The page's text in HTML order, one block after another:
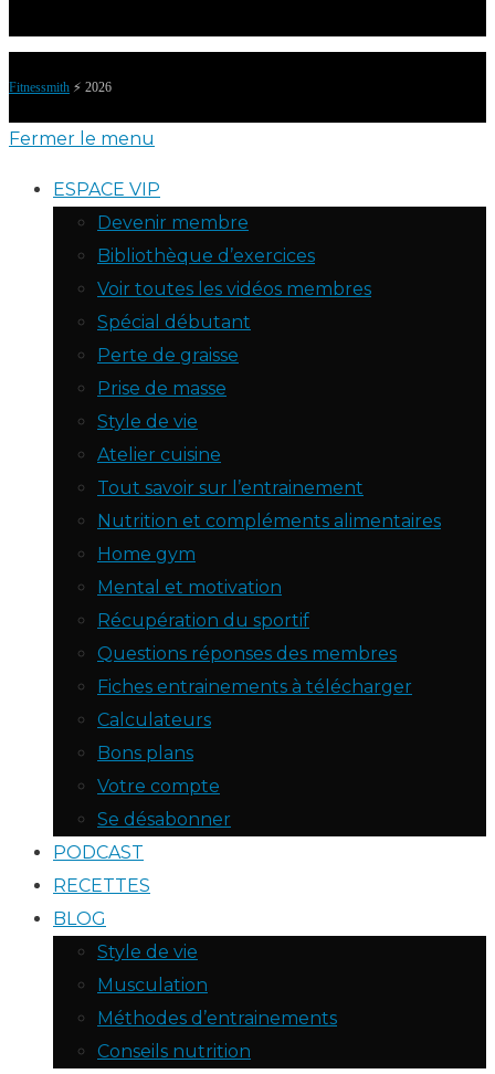
Fitnessmith ⚡️ 2026
Fermer le menu
ESPACE VIP
Devenir membre
Bibliothèque d’exercices
Voir toutes les vidéos membres
Spécial débutant
Perte de graisse
Prise de masse
Style de vie
Atelier cuisine
Tout savoir sur l’entrainement
Nutrition et compléments alimentaires
Home gym
Mental et motivation
Récupération du sportif
Questions réponses des membres
Fiches entrainements à télécharger
Calculateurs
Bons plans
Votre compte
Se désabonner
PODCAST
RECETTES
BLOG
Style de vie
Musculation
Méthodes d’entrainements
Conseils nutrition